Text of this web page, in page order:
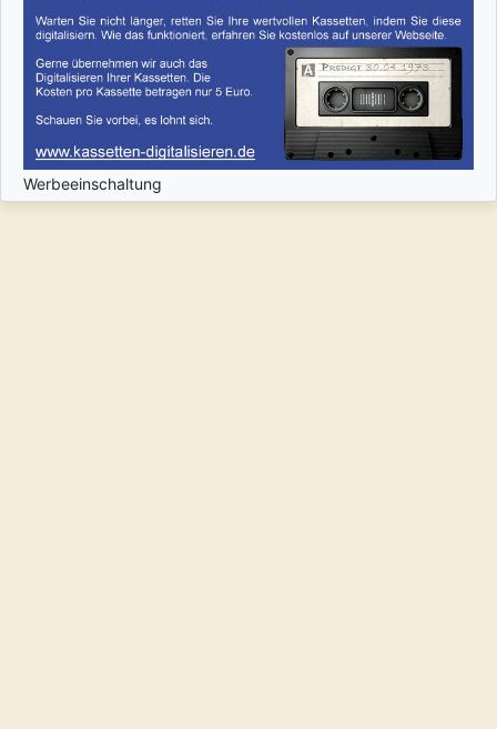
Werbeeinschaltung